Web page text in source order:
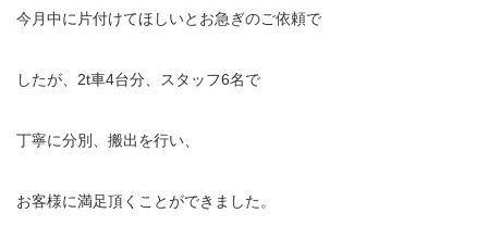
今月中に片付けてほしいとお急ぎのご依頼で
したが、2t車4台分、スタッフ6名で
丁寧に分別、搬出を行い、
お客様に満足頂くことができました。